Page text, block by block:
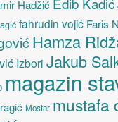
Hadžić
fahrudin vojić Faris
Hamza
Izbori Jakub
magazin
Mostar mustafa